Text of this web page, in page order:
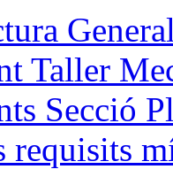
Taller
Secció
requisits